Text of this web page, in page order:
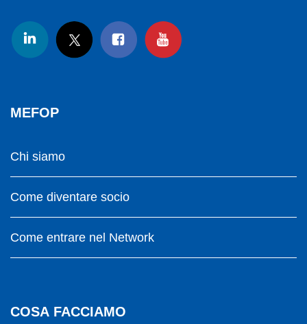
MEFOP
Chi siamo
Come diventare socio
Come entrare nel Network
COSA FACCIAMO